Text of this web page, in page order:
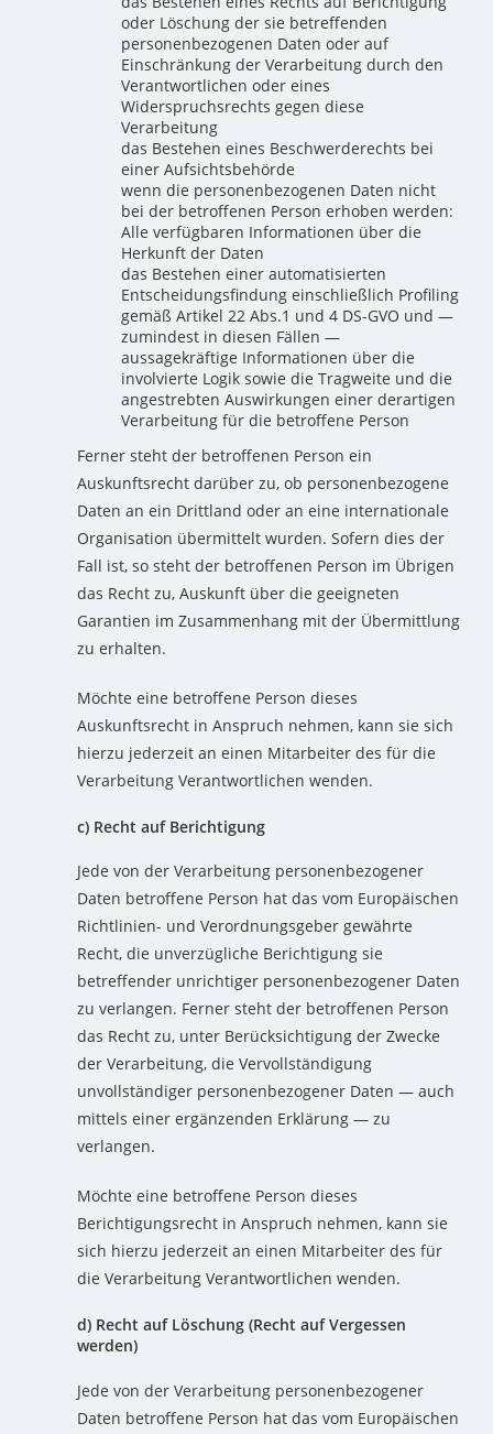
oder Löschung der sie betreffenden
personenbezogenen Daten oder auf
Einschränkung der Verarbeitung durch den
Verantwortlichen oder eines
Widerspruchsrechts gegen diese
Verarbeitung
das Bestehen eines Beschwerderechts bei
einer Aufsichtsbehörde
wenn die personenbezogenen Daten nicht
bei der betroffenen Person erhoben werden:
Alle verfügbaren Informationen über die
Herkunft der Daten
das Bestehen einer automatisierten
Entscheidungsfindung einschließlich Profiling
gemäß Artikel 22 Abs.1 und 4 DS-GVO und —
zumindest in diesen Fällen —
aussagekräftige Informationen über die
involvierte Logik sowie die Tragweite und die
angestrebten Auswirkungen einer derartigen
Verarbeitung für die betroffene Person
Ferner steht der betroffenen Person ein
Auskunftsrecht darüber zu, ob personenbezogene
Daten an ein Drittland oder an eine internationale
Organisation übermittelt wurden. Sofern dies der
Fall ist, so steht der betroffenen Person im Übrigen
das Recht zu, Auskunft über die geeigneten
Garantien im Zusammenhang mit der Übermittlung
zu erhalten.
Möchte eine betroffene Person dieses
Auskunftsrecht in Anspruch nehmen, kann sie sich
hierzu jederzeit an einen Mitarbeiter des für die
Verarbeitung Verantwortlichen wenden.
c) Recht auf Berichtigung
Jede von der Verarbeitung personenbezogener
Daten betroffene Person hat das vom Europäischen
Richtlinien- und Verordnungsgeber gewährte
Recht, die unverzügliche Berichtigung sie
betreffender unrichtiger personenbezogener Daten
zu verlangen. Ferner steht der betroffenen Person
das Recht zu, unter Berücksichtigung der Zwecke
der Verarbeitung, die Vervollständigung
unvollständiger personenbezogener Daten — auch
mittels einer ergänzenden Erklärung — zu
verlangen.
Möchte eine betroffene Person dieses
Berichtigungsrecht in Anspruch nehmen, kann sie
sich hierzu jederzeit an einen Mitarbeiter des für
die Verarbeitung Verantwortlichen wenden.
d) Recht auf Löschung (Recht auf Vergessen
werden)
Jede von der Verarbeitung personenbezogener
Daten betroffene Person hat das vom Europäischen